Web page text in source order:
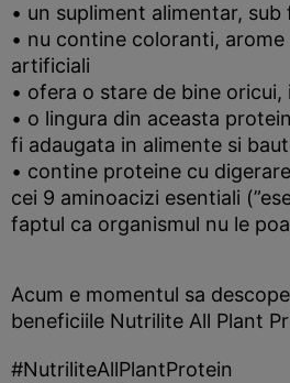
• un supliment alimentar,
• nu contine coloranti,
artificiali
• ofera o stare de bine oricui,
• o lingura din aceasta
fi adaugata in alimente si
• contine proteine cu
cei 9 aminoacizi esentiali
faptul ca organismul nu le
Acum e momentul sa
beneficiile Nutrilite All Plant
#NutriliteAllPlantProtein